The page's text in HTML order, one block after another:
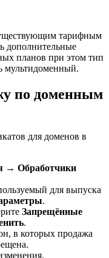
тарифным
дополнительные
планов при этом тип
мультидоменный.
по доменным
для доменов в
→ Обработчики
для выпуска
.
Запрещённые
.
в которых продажа